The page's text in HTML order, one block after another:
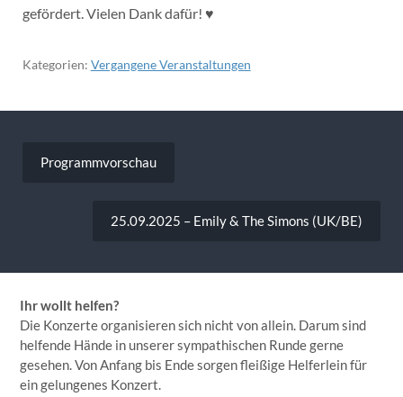
gefördert. Vielen Dank dafür! ♥
Kategorien: Vergangene Veranstaltungen
Programmvorschau
25.09.2025 – Emily & The Simons (UK/BE)
Ihr wollt helfen?
Die Konzerte organisieren sich nicht von allein. Darum sind
helfende Hände in unserer sympathischen Runde gerne
gesehen. Von Anfang bis Ende sorgen fleißige Helferlein für
ein gelungenes Konzert.